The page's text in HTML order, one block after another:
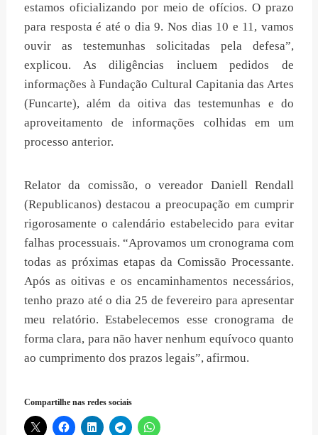
estamos oficializando por meio de ofícios. O prazo
para resposta é até o dia 9. Nos dias 10 e 11, vamos
ouvir as testemunhas solicitadas pela defesa”,
explicou. As diligências incluem pedidos de
informações à Fundação Cultural Capitania das Artes
(Funcarte), além da oitiva das testemunhas e do
aproveitamento de informações colhidas em um
processo anterior.
Relator da comissão, o vereador Daniell Rendall
(Republicanos) destacou a preocupação em cumprir
rigorosamente o calendário estabelecido para evitar
falhas processuais. “Aprovamos um cronograma com
todas as próximas etapas da Comissão Processante.
Após as oitivas e os encaminhamentos necessários,
tenho prazo até o dia 25 de fevereiro para apresentar
meu relatório. Estabelecemos esse cronograma de
forma clara, para não haver nenhum equívoco quanto
ao cumprimento dos prazos legais”, afirmou.
Compartilhe nas redes sociais